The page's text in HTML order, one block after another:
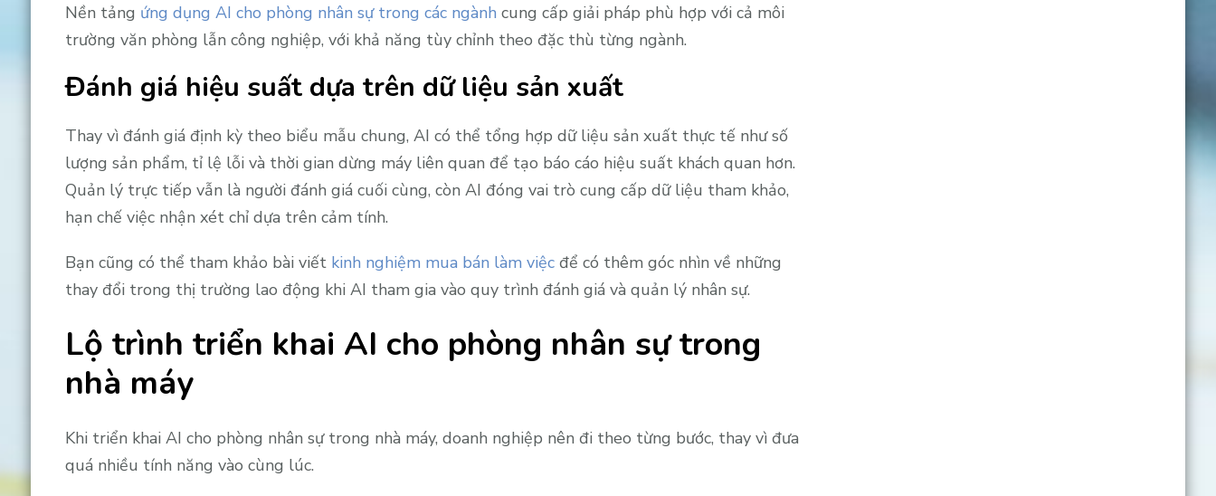
Nền tảng ứng dụng AI cho phòng nhân sự trong các ngành cung cấp giải pháp phù hợp với cả môi
trường văn phòng lẫn công nghiệp, với khả năng tùy chỉnh theo đặc thù từng ngành.
Đánh giá hiệu suất dựa trên dữ liệu sản xuất
Thay vì đánh giá định kỳ theo biểu mẫu chung, AI có thể tổng hợp dữ liệu sản xuất thực tế như số
lượng sản phẩm, tỉ lệ lỗi và thời gian dừng máy liên quan để tạo báo cáo hiệu suất khách quan hơn.
Quản lý trực tiếp vẫn là người đánh giá cuối cùng, còn AI đóng vai trò cung cấp dữ liệu tham khảo,
hạn chế việc nhận xét chỉ dựa trên cảm tính.
Bạn cũng có thể tham khảo bài viết kinh nghiệm mua bán làm việcđể có thêm góc nhìn về những
thay đổi trong thị trường lao động khi AI tham gia vào quy trình đánh giá và quản lý nhân sự.
Lộ trình triển khai AI cho phòng nhân sự trong
nhà máy
Khi triển khai AI cho phòng nhân sự trong nhà máy, doanh nghiệp nên đi theo từng bước, thay vì đưa
quá nhiều tính năng vào cùng lúc.